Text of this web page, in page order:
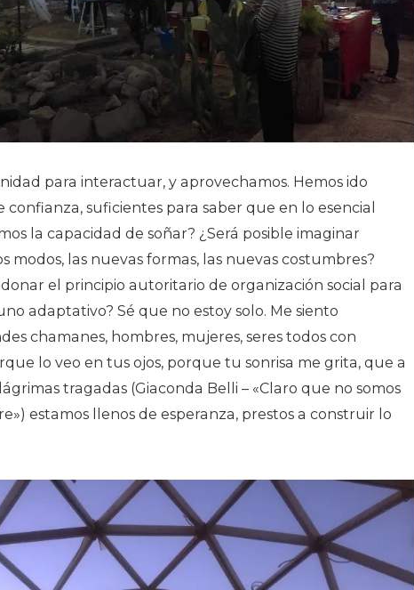
para interactuar, y aprovechamos. Hemos ido
suficientes para saber que en lo esencial
la capacidad de soñar? ¿Será posible imaginar
modos, las nuevas formas, las nuevas costumbres?
el principio autoritario de organización social para
adaptativo? Sé que no estoy solo. Me siento
chamanes, hombres, mujeres, seres todos con
lo veo en tus ojos, porque tu sonrisa me grita, que a
tragadas (Giaconda Belli – «Claro que no somos
estamos llenos de esperanza, prestos a construir lo